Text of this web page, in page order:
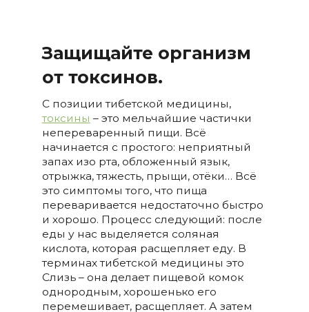
Защищайте организм
от токсинов.
С позиции тибетской медицины,
токсины – это мельчайшие частички
непереваренный пищи. Всё
начинается с простого: неприятный
запах изо рта, обложенный язык,
отрыжка, тяжесть, прыщи, отёки… Всё
это симптомы того, что пища
переваривается недостаточно быстро
и хорошо. Процесс следующий: после
еды у нас выделяется соляная
кислота, которая расщепляет еду. В
терминах тибетской медицины это
Слизь – она делает пищевой комок
однородным, хорошенько его
перемешивает, расщепляет. А затем